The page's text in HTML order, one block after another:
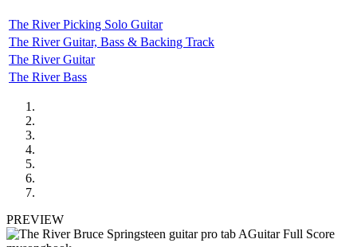
The River Picking Solo Guitar
The River Guitar, Bass & Backing Track
The River Guitar
The River Bass
PREVIEW